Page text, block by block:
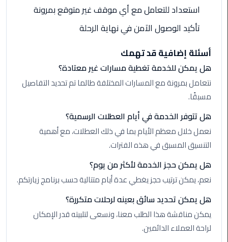
مطار
القاهرة
ليموزين
فيصل
ليموزين
من
برج
العرب
إلى
القاهرة
ليموزين
ليموزين
من
استعداد للتعامل مع أي موقف غير متوقع بمرونة
تأكيد الوصول الآمن في نهاية الرحلة
أسئلة إضافية قد تهمك
هل يمكن للخدمة تغطية مسارات غير معتادة؟
نتعامل بمرونة مع المسارات المختلفة طالما تم تحديد التفاصيل
مسبقًا.
هل تتوفر الخدمة في أيام العطلات الرسمية؟
نعمل خلال معظم الأيام بما في ذلك العطلات، مع أهمية
التنسيق المسبق في هذه الفترات.
هل يمكن حجز الخدمة لأكثر من يوم؟
نعم، يمكن ترتيب حجز يغطي عدة أيام متتالية حسب برنامج زيارتكم.
هل يمكن تحديد سائق بعينه لرحلات متكررة؟
يمكن مناقشة هذا الطلب معنا، ونسعى لتلبيته قدر الإمكان
لراحة العملاء الدائمين.